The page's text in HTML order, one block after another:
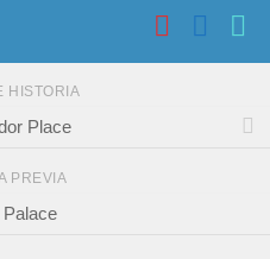
HISTORIA
Place
PREVIA